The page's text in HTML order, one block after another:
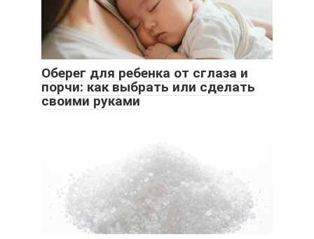
Оберег для ребенка от сглаза и
порчи: как выбрать или сделать
своими руками